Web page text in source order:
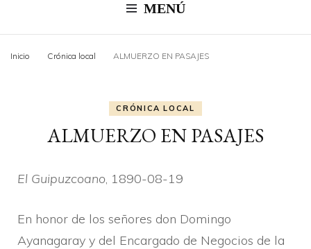
MENÚ
Inicio Crónica local ALMUERZO EN PASAJES
CRÓNICA LOCAL
ALMUERZO EN PASAJES
El Guipuzcoano, 1890-08-19
En honor de los señores don Domingo
Ayanagaray y del Encargado de Negocios de la